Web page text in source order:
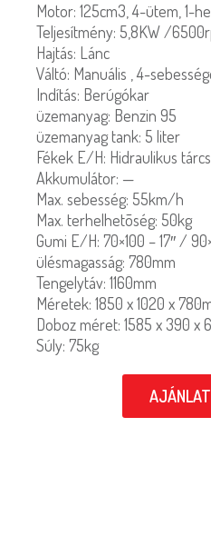
Motor: 125cm3, 4-ütem, 1-
Teljesítmény: 5,8KW /
Hajtás: Lánc
Váltó: Manuális , 4-
Indítás: Berúgókar
üzemanyag: Benzin 95
üzemanyag tank: 5 liter
Fékek E/H: Hidraulikus
Akkumulátor: —
Max. sebesség: 55km/h
Max. terhelhetõség: 50kg
Gumi E/H: 70×100 – 17″ /
ülésmagasság: 780mm
Tengelytáv: 1160mm
Méretek: 1850 x 1020 x
Doboz méret: 1585 x 390 x
Súly: 75kg